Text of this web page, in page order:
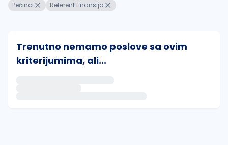
Pećinci Referent finansija
Trenutno nemamo poslove sa ovim
kriterijumima, ali...